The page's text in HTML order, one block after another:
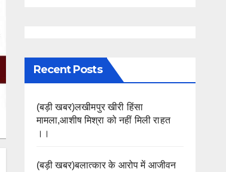
Recent Posts
(बड़ी खबर)लखीमपुर खीरी हिंसा
मामला,आशीष मिश्रा को नहीं मिली राहत
।।
(बड़ी खबर)बलात्कार के आरोप में आजीवन